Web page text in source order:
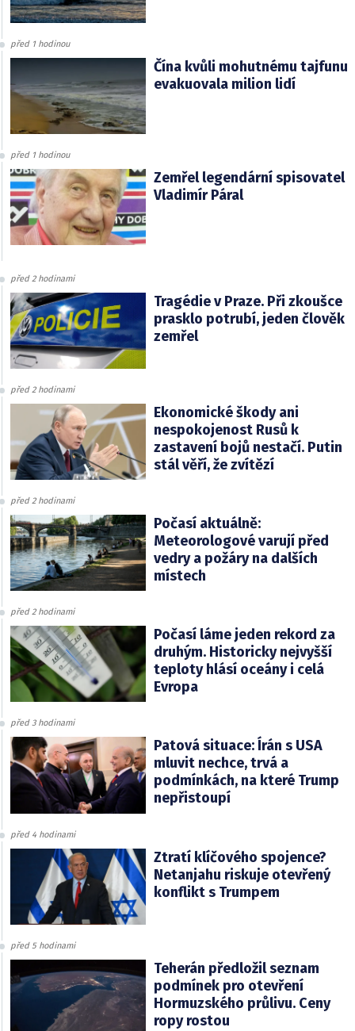
před 1 hodinou
Čína kvůli mohutnému tajfunu
evakuovala milion lidí
před 1 hodinou
Zemřel legendární spisovatel
Vladimír Páral
před 2 hodinami
Tragédie v Praze. Při zkoušce
prasklo potrubí, jeden člověk
zemřel
před 2 hodinami
Ekonomické škody ani
nespokojenost Rusů k
zastavení bojů nestačí. Putin
stál věří, že zvítězí
před 2 hodinami
Počasí aktuálně:
Meteorologové varují před
vedry a požáry na dalších
místech
před 2 hodinami
Počasí láme jeden rekord za
druhým. Historicky nejvyšší
teploty hlásí oceány i celá
Evropa
před 3 hodinami
Patová situace: Írán s USA
mluvit nechce, trvá a
podmínkách, na které Trump
nepřistoupí
před 4 hodinami
Ztratí klíčového spojence?
Netanjahu riskuje otevřený
konflikt s Trumpem
před 5 hodinami
Teherán předložil seznam
podmínek pro otevření
Hormuzského průlivu. Ceny
ropy rostou